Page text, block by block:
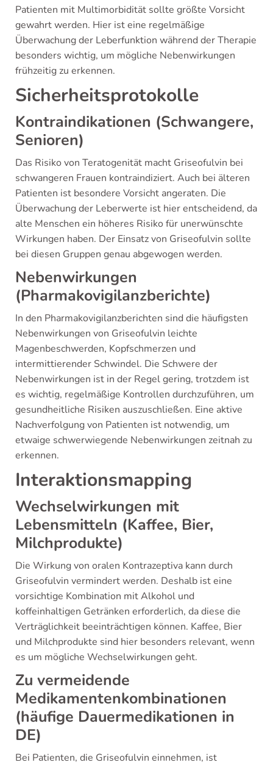
Patienten mit Multimorbidität sollte größte Vorsicht
gewahrt werden. Hier ist eine regelmäßige
Überwachung der Leberfunktion während der Therapie
besonders wichtig, um mögliche Nebenwirkungen
frühzeitig zu erkennen.
Sicherheitsprotokolle
Kontraindikationen (Schwangere,
Senioren)
Das Risiko von Teratogenität macht Griseofulvin bei
schwangeren Frauen kontraindiziert. Auch bei älteren
Patienten ist besondere Vorsicht angeraten. Die
Überwachung der Leberwerte ist hier entscheidend, da
alte Menschen ein höheres Risiko für unerwünschte
Wirkungen haben. Der Einsatz von Griseofulvin sollte
bei diesen Gruppen genau abgewogen werden.
Nebenwirkungen
(Pharmakovigilanzberichte)
In den Pharmakovigilanzberichten sind die häufigsten
Nebenwirkungen von Griseofulvin leichte
Magenbeschwerden, Kopfschmerzen und
intermittierender Schwindel. Die Schwere der
Nebenwirkungen ist in der Regel gering, trotzdem ist
es wichtig, regelmäßige Kontrollen durchzuführen, um
gesundheitliche Risiken auszuschließen. Eine aktive
Nachverfolgung von Patienten ist notwendig, um
etwaige schwerwiegende Nebenwirkungen zeitnah zu
erkennen.
Interaktionsmapping
Wechselwirkungen mit
Lebensmitteln (Kaffee, Bier,
Milchprodukte)
Die Wirkung von oralen Kontrazeptiva kann durch
Griseofulvin vermindert werden. Deshalb ist eine
vorsichtige Kombination mit Alkohol und
koffeinhaltigen Getränken erforderlich, da diese die
Verträglichkeit beeinträchtigen können. Kaffee, Bier
und Milchprodukte sind hier besonders relevant, wenn
es um mögliche Wechselwirkungen geht.
Zu vermeidende
Medikamentenkombinationen
(häufige Dauermedikationen in
DE)
Bei Patienten, die Griseofulvin einnehmen, ist